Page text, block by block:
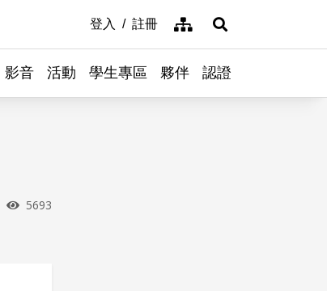
登入 註冊 網站導覽展開搜尋
影音 活動 學生專區 夥伴 認證
瀏覽次數
5693